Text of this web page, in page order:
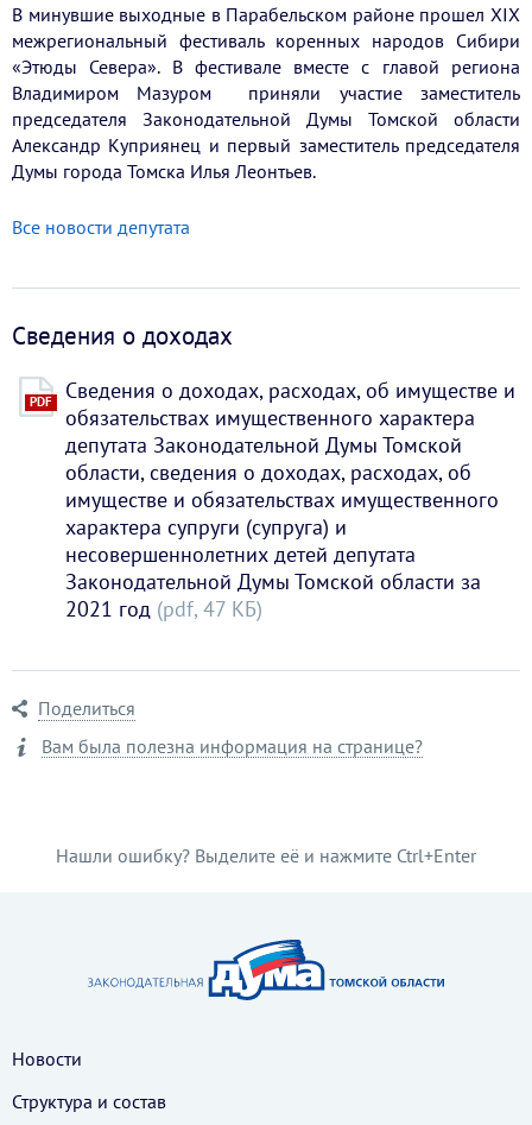
В минувшие выходные в Парабельском районе прошел XIX
межрегиональный фестиваль коренных народов Сибири
«Этюды Севера». В фестивале вместе с главой региона
Владимиром Мазуром приняли участие заместитель
председателя Законодательной Думы Томской области
Александр Куприянец и первый заместитель председателя
Думы города Томска Илья Леонтьев.
Все новости депутата
Сведения о доходах
PDF
Сведения о доходах, расходах, об имуществе и
обязательствах имущественного характера
депутата Законодательной Думы Томской
области, сведения о доходах, расходах, об
имуществе и обязательствах имущественного
характера супруги (супруга) и
несовершеннолетних детей депутата
Законодательной Думы Томской области за
2021 год (pdf, 47 KБ)
Поделиться
Вам была полезна информация на странице?
Нашли ошибку? Выделите её и нажмите Ctrl+Enter
Новости
Структура и состав